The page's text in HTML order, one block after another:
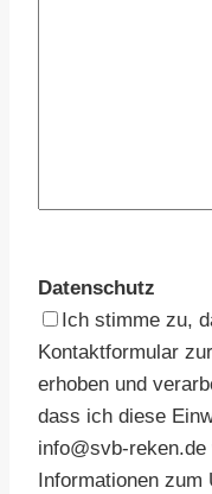
Datenschutz
Ich stimme zu,
Kontaktformular
erhoben und
dass ich diese
info@svb-
Informationen zum